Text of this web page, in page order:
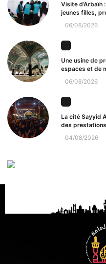
Visite d’Arbaïn
jeunes filles,
06/08/2026
Une usine de
espaces et de
06/08/2026
La cité Sayyid
des
04/08/2026